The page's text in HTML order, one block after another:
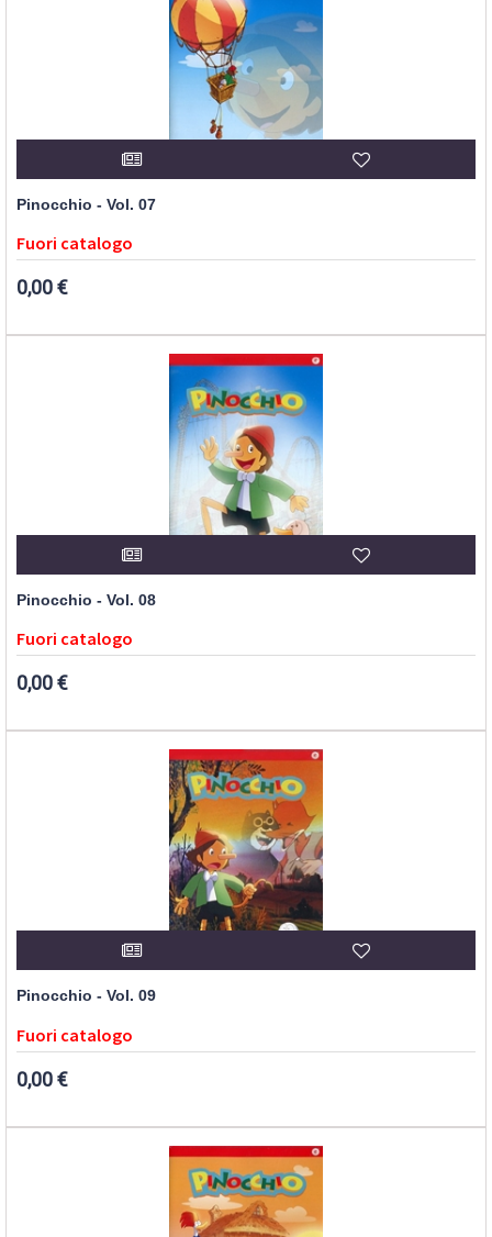
Pinocchio - Vol. 07
Fuori catalogo
0,00 €
Pinocchio - Vol. 08
Fuori catalogo
0,00 €
Pinocchio - Vol. 09
Fuori catalogo
0,00 €